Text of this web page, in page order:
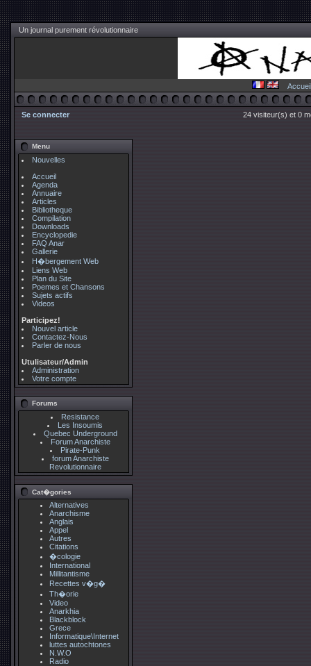
Un journal purement révolutionnaire
Accueil
Se connecter 24 visiteur(s) et 0
Menu
Nouvelles
Accueil
Agenda
Annuaire
Articles
Bibliotheque
Compilation
Downloads
Encyclopedie
FAQ Anar
Gallerie
H�bergement Web
Liens Web
Plan du Site
Poemes et Chansons
Sujets actifs
Videos
Participez!
Nouvel article
Contactez-Nous
Parler de nous
Utulisateur/Admin
Administration
Votre compte
Forums
Resistance
Les Insoumis
Quebec Underground
Forum Anarchiste
Pirate-Punk
forum Anarchiste
Revolutionnaire
Cat�gories
Alternatives
Anarchisme
Anglais
Appel
Autres
Citations
�cologie
International
Millitantisme
Recettes v�g�
Th�orie
Video
Anarkhia
Blackblock
Grece
Informatique\Internet
luttes autochtones
N.W.O
Radio